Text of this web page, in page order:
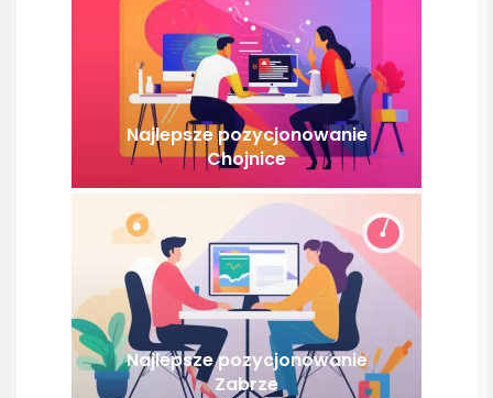
Najlepsze pozycjonowanie
Chojnice
Najlepsze pozycjonowanie
Zabrze